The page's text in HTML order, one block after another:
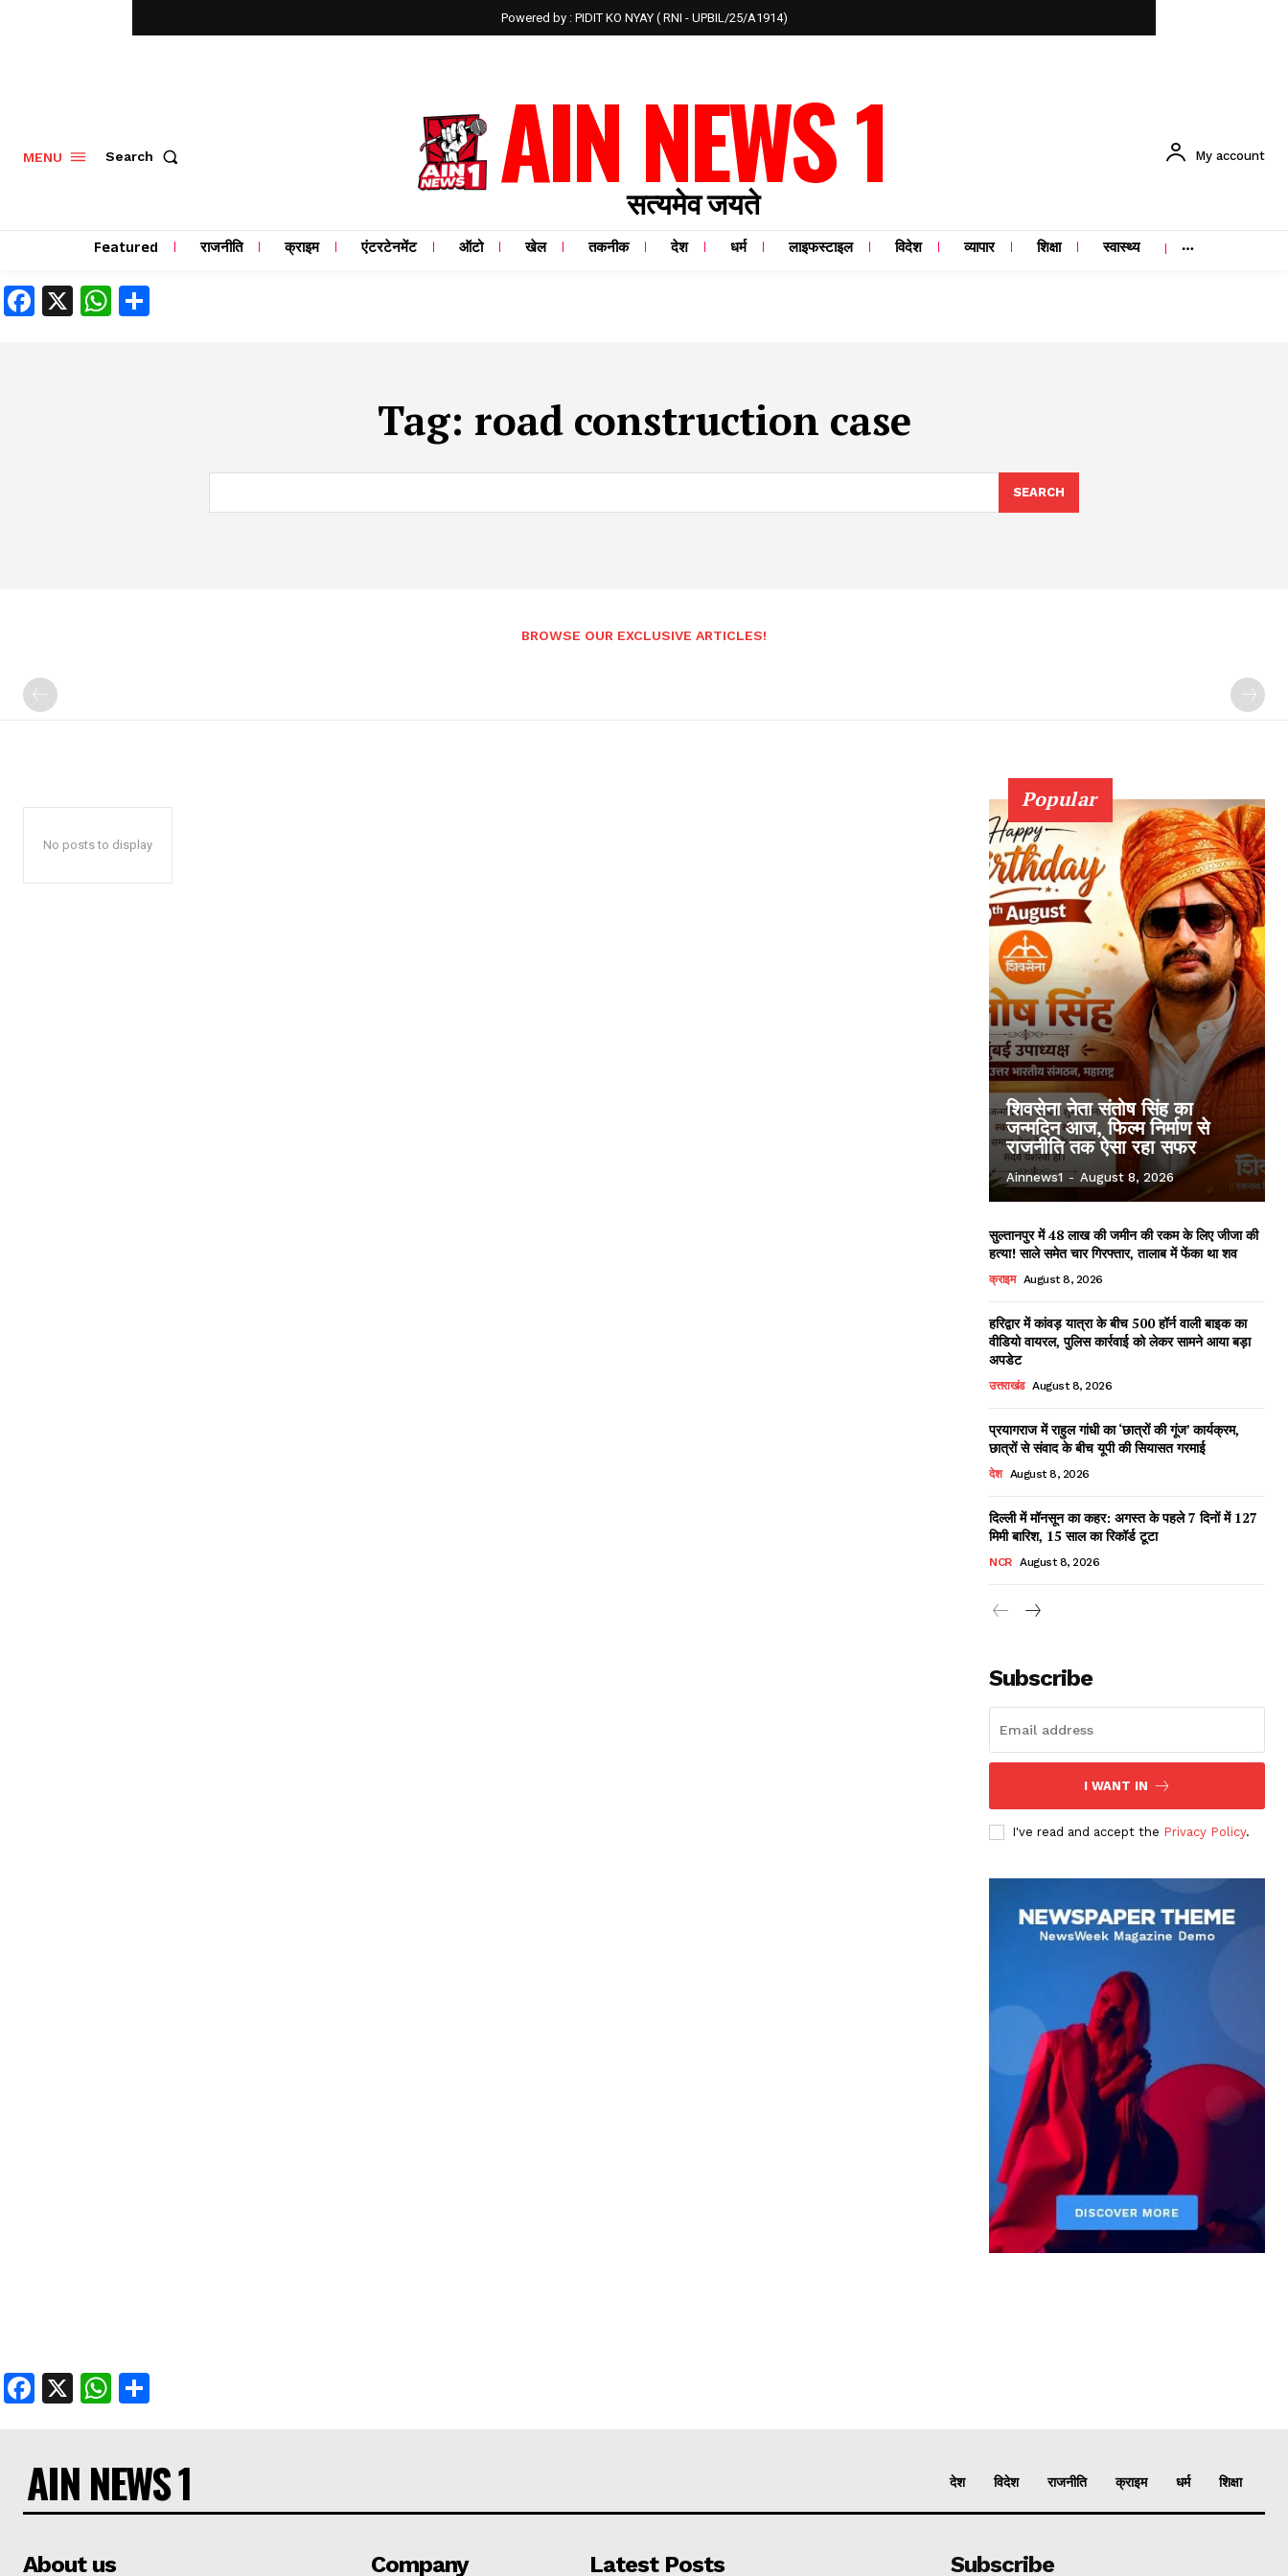
Powered by : PIDIT KO NYAY ( RNI - UPBIL/25/A1914)
MENU Search AIN NEWS 1
सत्यमेव जयते
My account
Featured राजनीति क्राइम एंटरटेनमेंट ऑटो खेल तकनीक देश धर्म लाइफस्टाइल विदेश व्यापार शिक्षा स्वास्थ्य
Facebook
X WhatsApp
Tag: road construction case
SEARCH
BROWSE OUR EXCLUSIVE ARTICLES!
No posts to display
Popular
शिवसेना नेता संतोष सिंह का
जन्मदिन आज, फिल्म निर्माण से
राजनीति तक ऐसा रहा सफर
Ainnews1 - August 8, 2026
सुल्तानपुर में 48 लाख की जमीन की रकम के लिए जीजा की
हत्या! साले समेत चार गिरफ्तार, तालाब में फेंका था शव
क्राइम August 8, 2026
हरिद्वार में कांवड़ यात्रा के बीच 500 हॉर्न वाली बाइक का
वीडियो वायरल, पुलिस कार्रवाई को लेकर सामने आया बड़ा
अपडेट
उत्तराखंड August 8, 2026
प्रयागराज में राहुल गांधी का ‘छात्रों की गूंज’ कार्यक्रम,
छात्रों से संवाद के बीच यूपी की सियासत गरमाई
देश August 8, 2026
दिल्ली में मॉनसून का कहर: अगस्त के पहले 7 दिनों में 127
मिमी बारिश, 15 साल का रिकॉर्ड टूटा
NCR August 8, 2026
Subscribe
I WANT IN
I've read and accept the Privacy Policy.
Facebook
X WhatsApp
AIN NEWS 1 देश विदेश राजनीति क्राइम धर्म शिक्षा
About us Company Latest Posts Subscribe